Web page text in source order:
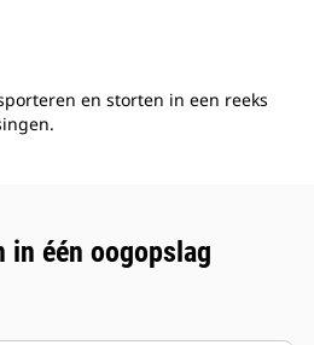
en storten in een reeks
in één oogopslag